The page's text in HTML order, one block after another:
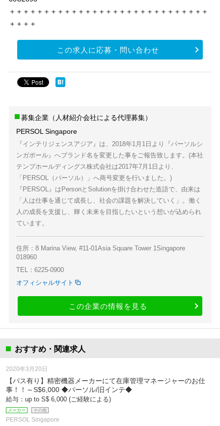
＋＋＋＋＋＋＋＋＋＋＋＋＋＋＋＋＋＋＋＋＋＋＋＋＋＋＋＋＋
＋＋＋＋
この求人に応募・問い合わせ
募集企業（人材紹介会社による代理募集）
PERSOL Singapore
『インテリジェンスアジア』は、2018年1月1日より『パーソルシ
ンガポール』へブランド名を変更した事をご報告致します。(本社
テンプホールディングス株式会社は2017年7月1日より、
「PERSOL（パーソル）」へ商号変更を行いました。)
『PERSOL』はPersonとSolutionを掛け合わせた造語で、由来は
「人は仕事を通じて成長し、社会の課題を解決していく」。働く
人の成長を支援し、輝く未来を目指したいという想いが込められ
ています。
住所：8 Marina View, #11-01Asia Square Tower 1Singapore
018960
TEL：6225-0900
オフィシャルサイト
この企業の情報を見る
おすすめ・関連求人
【パス有り】精密機器メーカーにて在庫管理マネージャーのお仕
事！！～S$6,000 ◆パーソル/旧インテ◆
給与：up to S$ 6,000 (ご経験による)
メーカー その他
2020年3月20日
PERSOL Singapore